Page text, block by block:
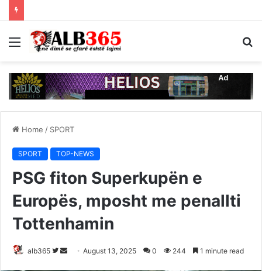
Menu
Home / SPORT
SPORT TOP-NEWS
PSG fiton Superkupën e
Europës, mposht me penallti
Tottenhamin
alb365
Follow
Send August 13, 2025 0 244 1 minute read